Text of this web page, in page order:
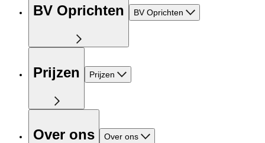
BV Oprichten BV Oprichten
Prijzen Prijzen
Over ons Over ons